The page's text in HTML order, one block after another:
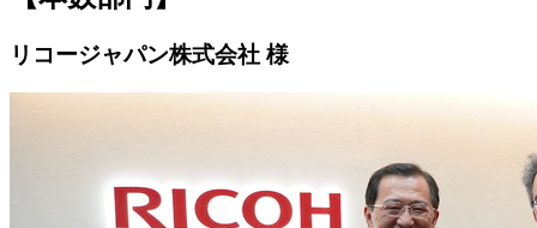
リコージャパン株式会社 様